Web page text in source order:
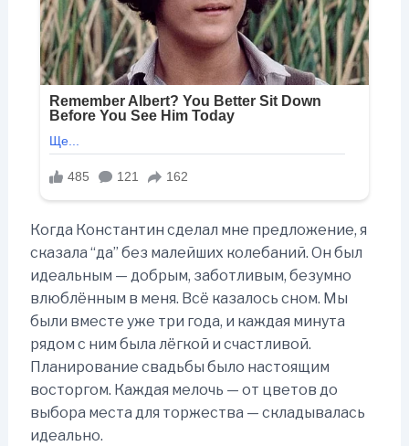
Когда Константин сделал мне предложение, я
сказала “да” без малейших колебаний. Он был
идеальным — добрым, заботливым, безумно
влюблённым в меня. Всё казалось сном. Мы
были вместе уже три года, и каждая минута
рядом с ним была лёгкой и счастливой.
Планирование свадьбы было настоящим
восторгом. Каждая мелочь — от цветов до
выбора места для торжества — складывалась
идеально.